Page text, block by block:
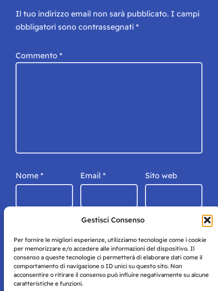
Gestisci Consenso
Per fornire le migliori esperienze, utilizziamo tecnologie come i cookie
per memorizzare e/o accedere alle informazioni del dispositivo. Il
consenso a queste tecnologie ci permetterà di elaborare dati come il
comportamento di navigazione o ID unici su questo sito. Non
acconsentire o ritirare il consenso può influire negativamente su alcune
caratteristiche e funzioni.
Il tuo indirizzo email non sarà pubblicato. I campi
obbligatori sono contrassegnati *
Commento *
Nome * Email * Sito web